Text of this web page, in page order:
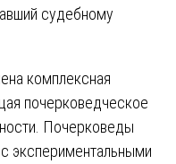
судебному
комплексная
почерковедческое
Почерковеды
экспериментальными